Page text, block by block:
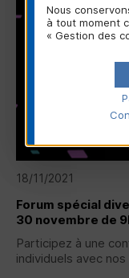
18/11/2021
Forum spécial
30 novembre de
Participez à une
individuels avec
Nous
à tout moment
« Gestion des